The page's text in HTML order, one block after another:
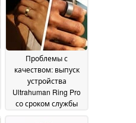
Проблемы с
качеством: выпуск
устройства
Ultrahuman Ring Pro
со сроком службы